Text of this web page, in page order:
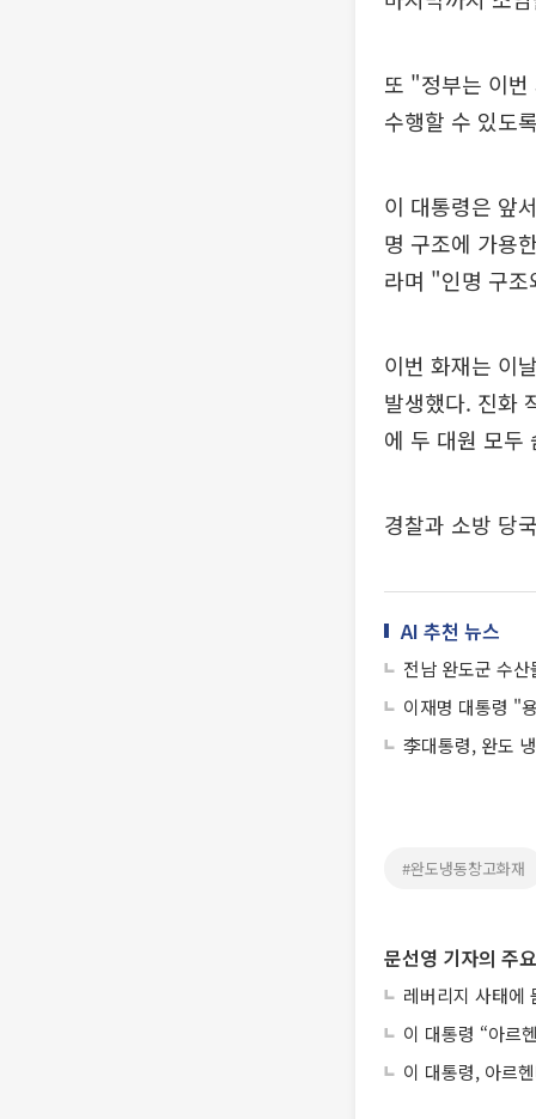
또 "정부는 이번
수행할 수 있도
이 대통령은 앞
명 구조에 가용
라며 "인명 구
이번 화재는 이
발생했다. 진화
에 두 대원 모두
경찰과 소방 당
AI 추천 뉴스
전남 완도군 수
이재명 대통령 "
李대통령, 완도
#완도냉동창고화재
문선영 기자의 주
레버리지 사태에
이 대통령 “아르
이 대통령, 아르